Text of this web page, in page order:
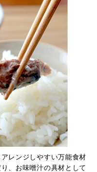
レンジしやすい万能食材
、お味噌汁の具材として